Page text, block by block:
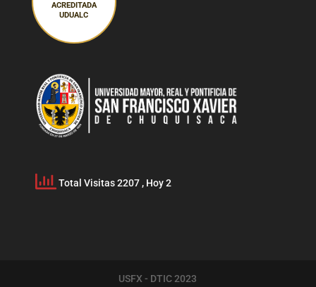
ACREDITADA
UDUALC
Total Visitas 2207 , Hoy 2
USFX - DTIC 2023